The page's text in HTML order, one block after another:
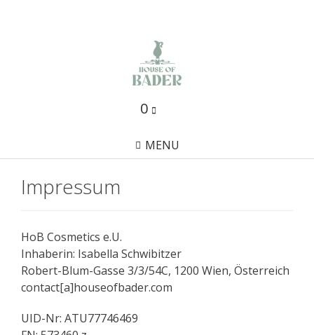
0
MENU
Impressum
HoB Cosmetics e.U.
Inhaberin: Isabella Schwibitzer
Robert-Blum-Gasse 3/3/54C, 1200 Wien, Österreich
contact[a]houseofbader.com
UID-Nr: ATU77746469